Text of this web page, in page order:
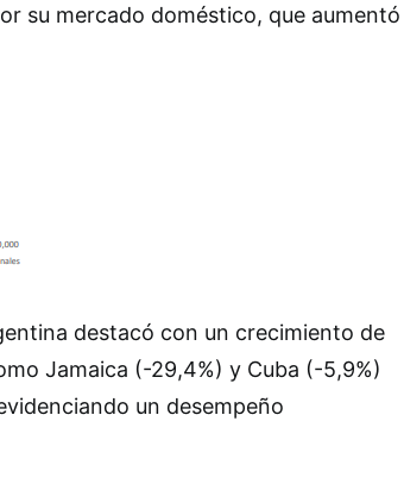
su mercado doméstico, que aumentó
destacó con un crecimiento de
Jamaica (-29,4%) y Cuba (-5,9%)
un desempeño